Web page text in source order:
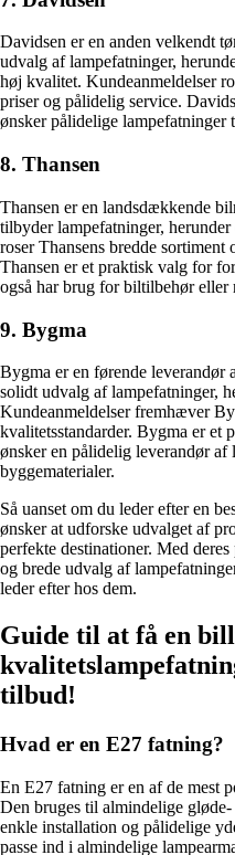
Davidsen er en anden velkendt
udvalg af lampefatninger,
høj kvalitet. Kundeanmeldelser
priser og pålidelig service.
ønsker pålidelige lampefatninger
8. Thansen
Thansen er en landsdækkende
tilbyder lampefatninger,
roser Thansens bredde
Thansen er et praktisk valg for
også har brug for biltilbehør eller
9. Bygma
Bygma er en førende leverandør
solidt udvalg af lampefatninger,
Kundeanmeldelser fremhæver
kvalitetsstandarder. Bygma er
ønsker en pålidelig leverandør af
byggematerialer.
Så uanset om du leder efter en
ønsker at udforske udvalget af
perfekte destinationer. Med
og brede udvalg af
leder efter hos dem.
Guide til at få en
tilbud!
Hvad er en E27 fatning?
En E27 fatning er en af de mest
Den bruges til almindelige
enkle installation og pålidelige
passe ind i almindelige